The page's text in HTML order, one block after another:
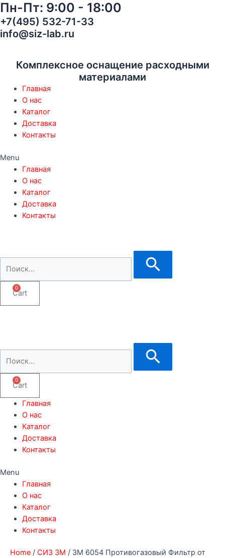
Перейти
к
содержимому
Пн-Пт: 9:00 - 18:00
+7(495) 532-71-33
info@siz-lab.ru
Комплексное оснащение расходными
материалами
Главная
О нас
Каталог
Доставка
Контакты
Menu
Главная
О нас
Каталог
Доставка
Контакты
0
Cart
0
Cart
Главная
О нас
Каталог
Доставка
Контакты
Menu
Главная
О нас
Каталог
Доставка
Контакты
Home / СИЗ 3М / 3M 6054 Противогазовый Фильтр от
3M
6054
Противогазовый
Фильтр
газов
паров,
класс
защиты
K1
арт
quantity